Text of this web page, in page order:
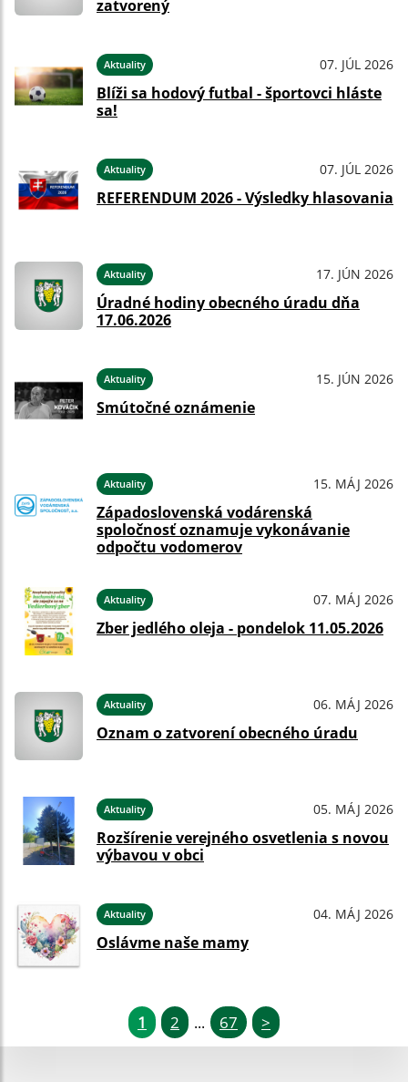
zatvorený
Aktuality 07. JÚL 2026
Blíži sa hodový futbal - športovci hláste
sa!
Aktuality 07. JÚL 2026
REFERENDUM 2026 - Výsledky hlasovania
Aktuality 17. JÚN 2026
Úradné hodiny obecného úradu dňa
17.06.2026
Aktuality 15. JÚN 2026
Smútočné oznámenie
Aktuality 15. MÁJ 2026
Západoslovenská vodárenská
spoločnosť oznamuje vykonávanie
odpočtu vodomerov
Aktuality 07. MÁJ 2026
Zber jedlého oleja - pondelok 11.05.2026
Aktuality 06. MÁJ 2026
Oznam o zatvorení obecného úradu
Aktuality 05. MÁJ 2026
Rozšírenie verejného osvetlenia s novou
výbavou v obci
Aktuality 04. MÁJ 2026
Oslávme naše mamy
1 2 ... 67 >